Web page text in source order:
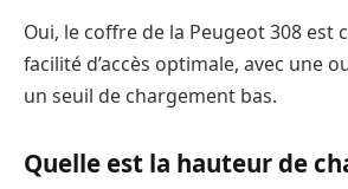
Oui, le coffre de la Peugeot 308 est
facilité d’accès optimale, avec une
un seuil de chargement bas.
Quelle est la hauteur de